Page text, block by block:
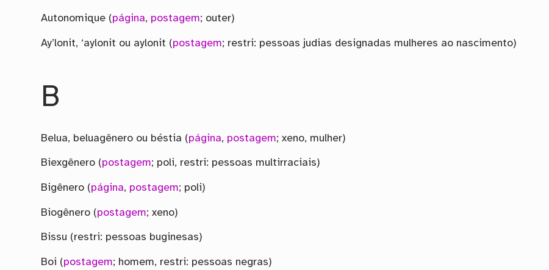
Autonomique (página, postagem; outer)
Ay’lonit, ‘aylonit ou aylonit (postagem; restri: pessoas judias designadas mulheres ao nascimento)
B
Belua, beluagênero ou béstia (página, postagem; xeno, mulher)
Biexgênero (postagem; poli, restri: pessoas multirraciais)
Bigênero (página, postagem; poli)
Biogênero (postagem; xeno)
Bissu (restri: pessoas buginesas)
Boi (postagem; homem, restri: pessoas negras)